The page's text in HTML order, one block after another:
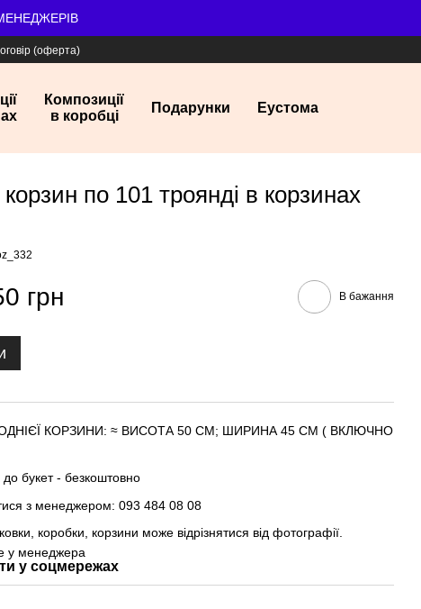
(оферта)
Композиції
в коробці
Подарунки Еустома
корзин по 101 троянді в корзинах
грн В бажання
КОРЗИНИ: ≈ ВИСОТА 50 СМ; ШИРИНА 45 СМ ( ВКЛЮЧНО
до букет - безкоштовно
з менеджером: 093 484 08 08
коробки, корзини може відрізнятися від фотографії.
у менеджера
у соцмережах